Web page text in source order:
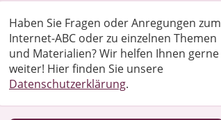
Haben Sie Fragen oder Anregungen zum
Internet-ABC oder zu einzelnen Themen
und Materialien? Wir helfen Ihnen gerne
weiter! ​Hier finden Sie unsere
Datenschutzerklärung.